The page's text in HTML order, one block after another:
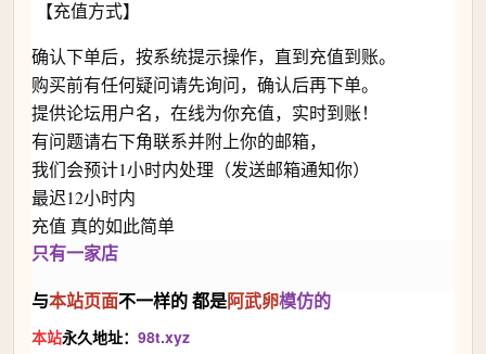
【充值方式】
确认下单后，按系统提示操作，直到充值到账。
购买前有任何疑问请先询问，确认后再下单。
提供论坛用户名，在线为你充值，实时到账！
有问题请右下角联系并附上你的邮箱，
我们会预计1小时内处理（发送邮箱通知你）
最迟12小时内
充值 真的如此简单
只有一家店
与本站页面不一样的 都是阿武卵模仿的
本站永久地址： 98t.xyz